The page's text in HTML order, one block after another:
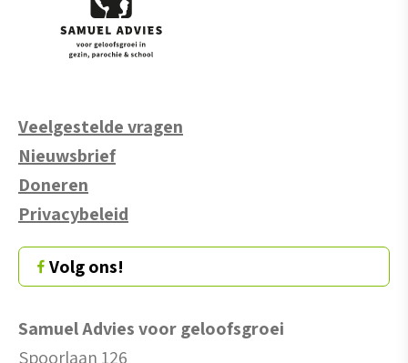
Veelgestelde vragen
Nieuwsbrief
Doneren
Privacybeleid
Volg ons!
Samuel Advies voor geloofsgroei
Spoorlaan 126